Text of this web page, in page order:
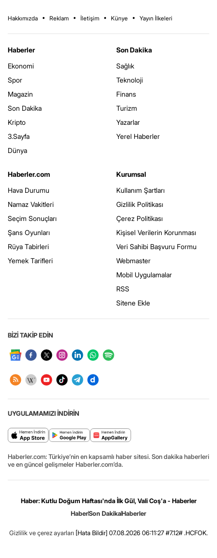
Hakkımızda Reklam İletişim Künye Yayın İlkeleri
Haberler
Ekonomi
Spor
Magazin
Son Dakika
Kripto
3.Sayfa
Dünya
Son Dakika
Sağlık
Teknoloji
Finans
Turizm
Yazarlar
Yerel Haberler
Haberler.com
Hava Durumu
Namaz Vakitleri
Seçim Sonuçları
Şans Oyunları
Rüya Tabirleri
Yemek Tarifleri
Kurumsal
Kullanım Şartları
Gizlilik Politikası
Çerez Politikası
Kişisel Verilerin Korunması
Veri Sahibi Başvuru Formu
Webmaster
Mobil Uygulamalar
RSS
Sitene Ekle
BİZİ TAKİP EDİN
UYGULAMAMIZI İNDİRİN
Haberler.com: Türkiye’nin en kapsamlı haber sitesi. Son dakika haberleri
ve en güncel gelişmeler Haberler.com’da.
Haber: Kutlu Doğum Haftası'nda İlk Gül, Vali Coş'a - Haberler
HaberSon DakikaHaberler
Gizlilik ve çerez ayarları [Hata Bildir] 07.08.2026 06:11:27 #7.12# .HCFOK.